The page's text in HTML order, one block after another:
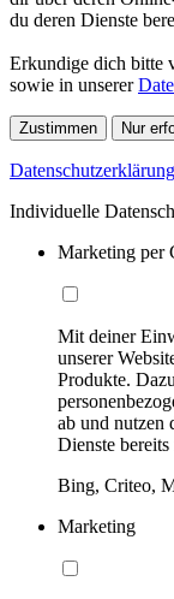
du deren Dienste
Erkundige dich bitte
sowie in unserer
Zustimmen Nur
Datenschutzerklärung
Individuelle
Marketing per
Mit deiner
unserer
Produkte.
ab und nutzen
Dienste bereits
Bing, Criteo,
Marketing